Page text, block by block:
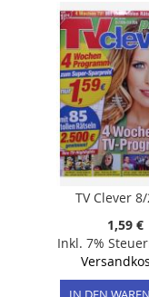
TV Clever
1,59 €
Inkl. 7%